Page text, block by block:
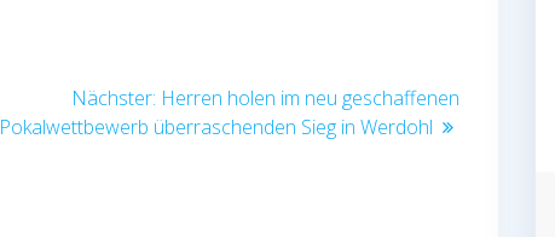
Nächster: Nächster
Beitrag:
Herren holen im neu geschaffenen
Pokalwettbewerb überraschenden Sieg in Werdohl